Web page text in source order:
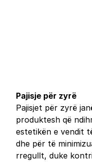
Pajisje për zyrë
Pajisjet për zyrë
produktesh që
estetikën e vendit
dhe për të
rregullt, duke